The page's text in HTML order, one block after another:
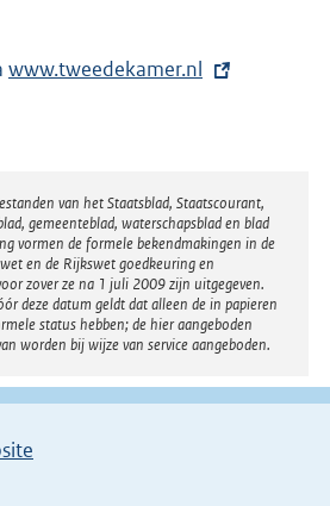
E
r
n
e
l
i
n
k
www.tweedekamer.nl
van het Staatsblad, Staatscourant,
gemeenteblad, waterschapsblad en blad
vormen de formele bekendmakingen in de
en de Rijkswet goedkeuring en
zover ze na 1 juli 2009 zijn uitgegeven.
deze datum geldt dat alleen de in papieren
status hebben; de hier aangeboden
worden bij wijze van service aangeboden.